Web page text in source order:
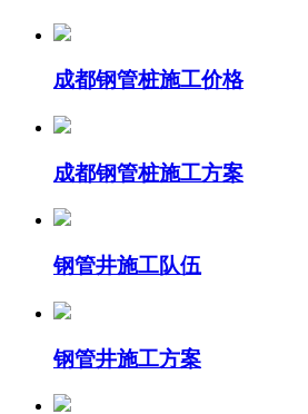
成都钢管桩施工价格
成都钢管桩施工方案
钢管井施工队伍
钢管井施工方案